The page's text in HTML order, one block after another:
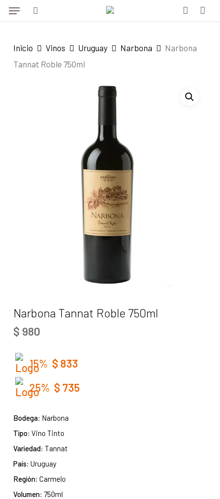
Skip
content
Menu
Inicio Vinos Uruguay Narbona
Narbona
Tannat Roble 750ml
Narbona Tannat Roble 750ml
$ 980
15% $ 833
25% $ 735
Bodega: Narbona
Tipo: Vino Tinto
Variedad: Tannat
País: Uruguay
Región: Carmelo
Volumen: 750ml
Menu